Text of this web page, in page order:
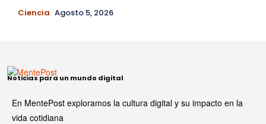
Ciencia Agosto 5, 2026
Noticias para un mundo digital
En MentePost exploramos la cultura digital y su impacto en la
vida cotidiana